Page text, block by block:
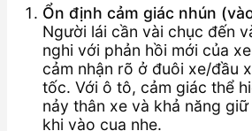
Ổn định cảm giác nhún
Người lái cần vài chục đến
nghi với phản hồi mới của
cảm nhận rõ ở đuôi xe/đầu
tốc. Với ô tô, cảm giác thể
nảy thân xe và khả năng
khi vào cua nhẹ.